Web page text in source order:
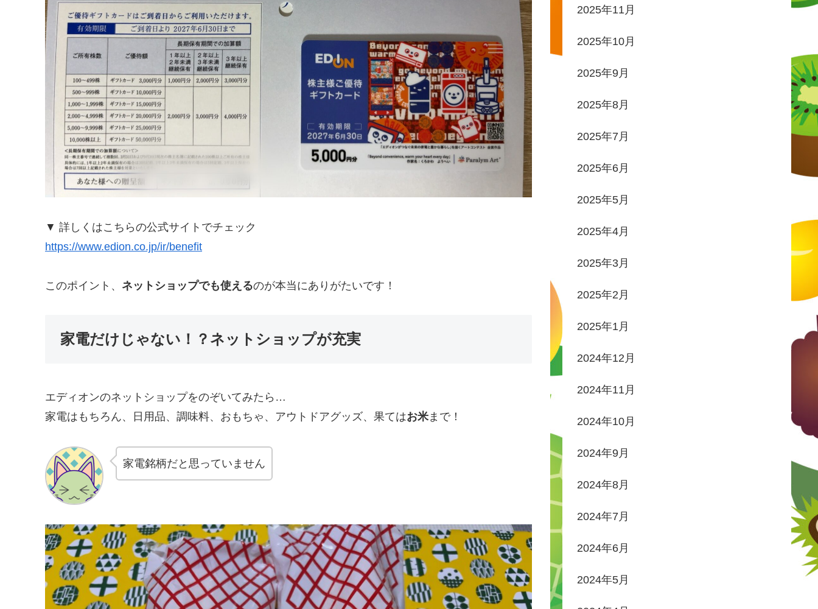
▼ 詳しくはこちらの公式サイトでチェック
https://www.edion.co.jp/ir/benefit
このポイント、 ネットショップでも使えるのが本当にありがたいです！
家電だけじゃない！？ネットショップが充実
エディオンのネットショップをのぞいてみたら…
家電はもちろん、日用品、調味料、おもちゃ、アウトドアグッズ、果てはお米まで！
家電銘柄だと思っていません
2025年11月
2025年10月
2025年9月
2025年8月
2025年7月
2025年6月
2025年5月
2025年4月
2025年3月
2025年2月
2025年1月
2024年12月
2024年11月
2024年10月
2024年9月
2024年8月
2024年7月
2024年6月
2024年5月